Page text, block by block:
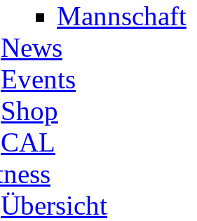
Mannschaft
News
Events
Shop
CAL
Übersicht